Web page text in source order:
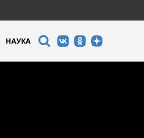
НАУКА